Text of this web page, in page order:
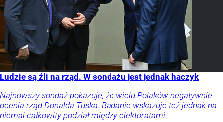
Ludzie są źli na rząd. W sondażu jest jednak haczyk
Najnowszy sondaż pokazuje, że wielu Polaków negatywnie
ocenia rząd Donalda Tuska. Badanie wskazuje też jednak na
niemal całkowity podział między elektoratami.